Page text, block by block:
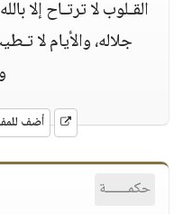
القـلوب لا ترتـاح إلا
جلاله، والأيام لا
أضف
حكمــــــة